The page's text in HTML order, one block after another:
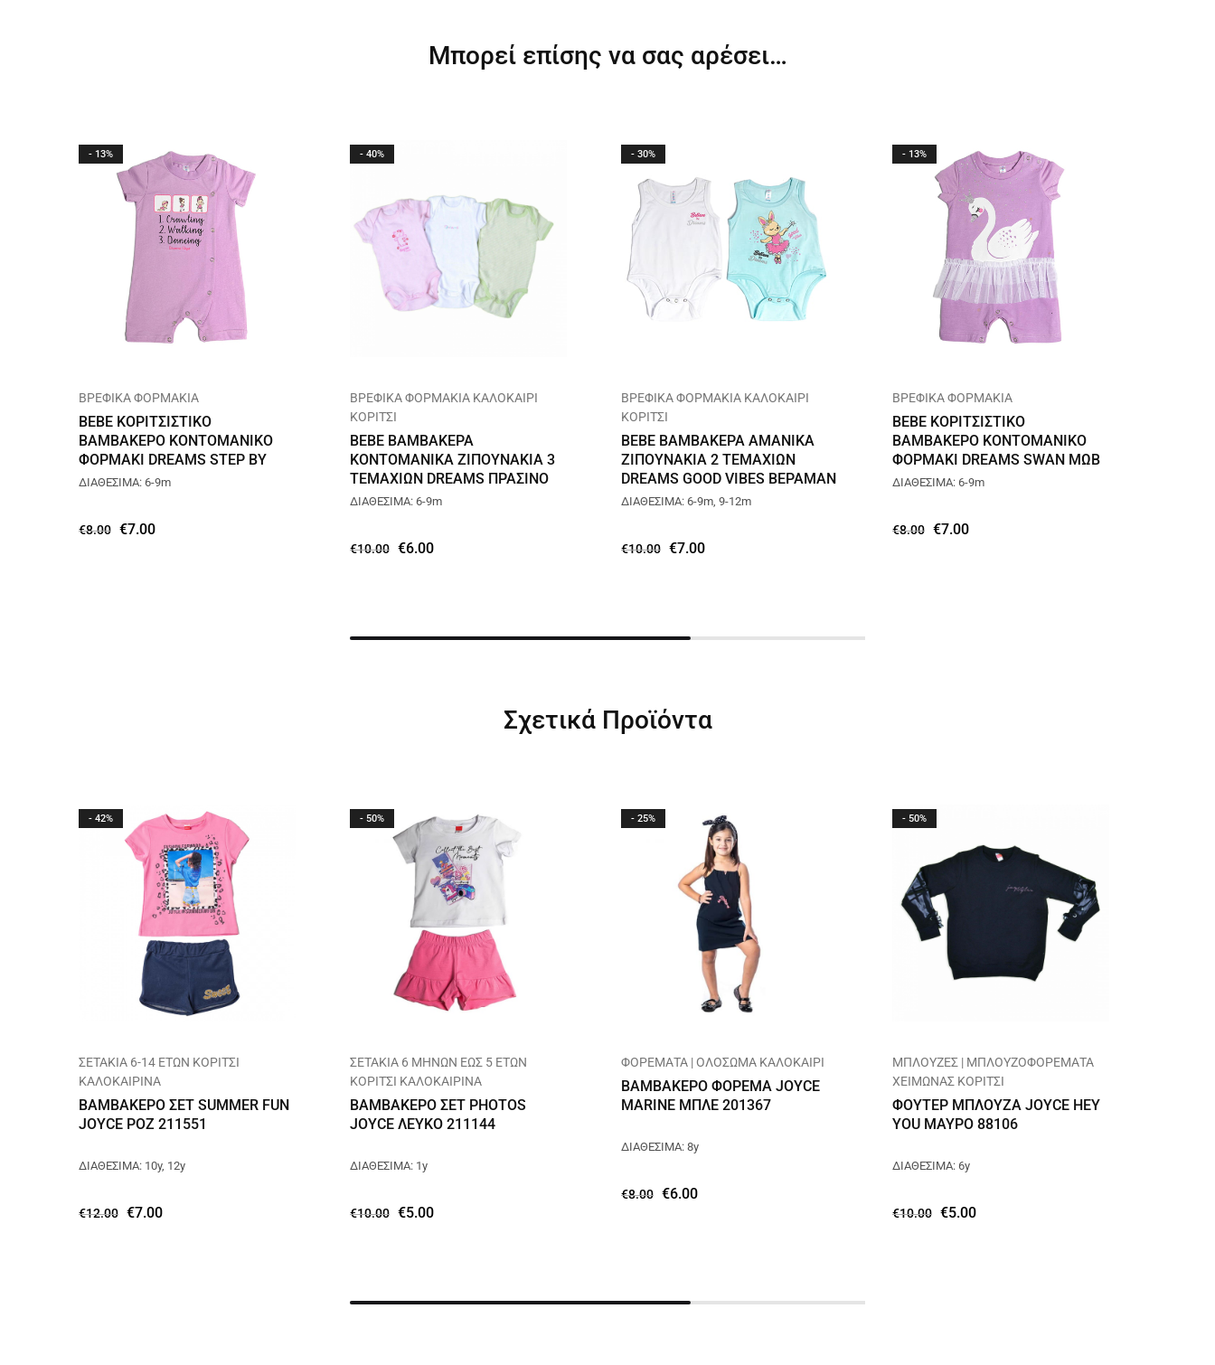
Μπορεί επίσης να σας αρέσει…
- 13%
ΒΡΕΦΙΚΑ ΦΟΡΜΑΚΙΑ
BEBE ΚΟΡΙΤΣΙΣΤΙΚΟ
ΒΑΜΒΑΚΕΡΟ KONTOMANIKΟ
ΦΟΡΜΑΚΙ DREAMS STEP BY
STEP ΜΩΒ 212015
ΔΙΑΘΕΣΙΜΑ: 6-9m
€8.00 €7.00
- 40%
ΒΡΕΦΙΚΑ ΦΟΡΜΑΚΙΑ ΚΑΛΟΚΑΙΡΙ
ΚΟΡΙΤΣΙ
BEBE ΒΑΜΒΑΚΕΡΑ
ΚΟΝΤΟΜΑΝΙΚΑ ΖΙΠΟΥΝΑΚΙΑ 3
ΤΕΜΑΧΙΩΝ DREAMS ΠΡΑΣΙΝΟ
15150
ΔΙΑΘΕΣΙΜΑ: 6-9m
€10.00 €6.00
- 30%
ΒΡΕΦΙΚΑ ΦΟΡΜΑΚΙΑ ΚΑΛΟΚΑΙΡΙ
ΚΟΡΙΤΣΙ
BEBE ΒΑΜΒΑΚΕΡΑ ΑΜΑΝΙΚΑ
ΖΙΠΟΥΝΑΚΙΑ 2 ΤΕΜΑΧΙΩΝ
DREAMS GOOD VIBES ΒΕΡΑΜΑΝ
212020
ΔΙΑΘΕΣΙΜΑ: 6-9m, 9-12m
€10.00 €7.00
- 13%
ΒΡΕΦΙΚΑ ΦΟΡΜΑΚΙΑ
BEBE ΚΟΡΙΤΣΙΣΤΙΚΟ
ΒΑΜΒΑΚΕΡΟ KONTOMANIKΟ
ΦΟΡΜΑΚΙ DREAMS SWAN ΜΩΒ
212013
ΔΙΑΘΕΣΙΜΑ: 6-9m
€8.00 €7.00
Σχετικά Προϊόντα
- 42%
ΣΕΤΑΚΙΑ 6-14 ΕΤΩΝ ΚΟΡΙΤΣΙ
ΚΑΛΟΚΑΙΡΙΝΑ
ΒΑΜΒΑΚΕΡΟ ΣΕΤ SUMMER FUN
JOYCE ΡΟΖ 211551
ΔΙΑΘΕΣΙΜΑ: 10y, 12y
€12.00 €7.00
- 50%
ΣΕΤΑΚΙΑ 6 ΜΗΝΩΝ ΕΩΣ 5 ΕΤΩΝ
ΚΟΡΙΤΣΙ ΚΑΛΟΚΑΙΡΙΝΑ
ΒΑΜΒΑΚΕΡΟ ΣΕΤ PHOTOS
JOYCE ΛΕΥΚΟ 211144
ΔΙΑΘΕΣΙΜΑ: 1y
€10.00 €5.00
- 25%
ΦΟΡΕΜΑΤΑ | ΟΛΟΣΩΜΑ ΚΑΛΟΚΑΙΡΙ
ΒΑΜΒΑΚΕΡΟ ΦΟΡΕΜΑ JOYCE
MARINE ΜΠΛΕ 201367
ΔΙΑΘΕΣΙΜΑ: 8y
€8.00 €6.00
- 50%
ΜΠΛΟΥΖΕΣ | ΜΠΛΟΥΖΟΦΟΡΕΜΑΤΑ
ΧΕΙΜΩΝΑΣ ΚΟΡΙΤΣΙ
ΦΟΥΤΕΡ ΜΠΛΟΥΖΑ JOYCE HEY
YOU ΜΑΥΡΟ 88106
ΔΙΑΘΕΣΙΜΑ: 6y
€10.00 €5.00